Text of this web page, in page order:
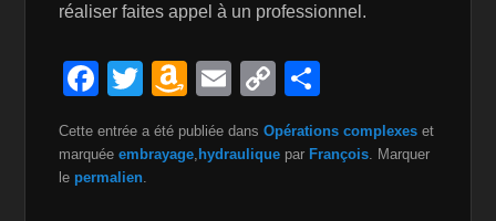
réaliser faites appel à un professionnel.
F
c
e
T
tt
er
A
a
E
ail
C
o
p
ta
Cette entrée a été publiée dansOpérations complexes et
marquéeembrayage hydraulique par François . Marquer
le permalien